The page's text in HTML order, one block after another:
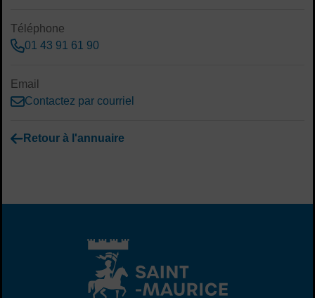
Téléphone
01 43 91 61 90
Email
Contactez par courriel
Retour à l'annuaire